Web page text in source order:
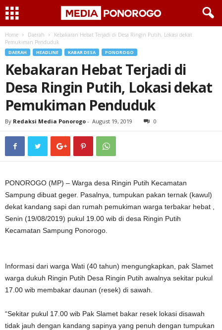
Home Daerah
Kebakaran Hebat Terjadi di Desa Ringin Putih, Lokasi dekat
Pemukiman Penduduk
DAERAH HEADLINE KABAR DESA PONOROGO
Kebakaran Hebat Terjadi di
Desa Ringin Putih, Lokasi dekat
Pemukiman Penduduk
By Redaksi Media Ponorogo - August 19, 2019 0
PONOROGO (MP) – Warga desa Ringin Putih Kecamatan
Sampung dibuat geger. Pasalnya, tumpukan pakan ternak (kawul)
dekat kandang sapi dan rumah pemukiman warga terbakar hebat ,
Senin (19/08/2019) pukul 19.00 wib di desa Ringin Putih
Kecamatan Sampung Ponorogo.
Informasi dari warga Wati (40 tahun) mengungkapkan, pak Slamet
warga dukuh Ringin Putih Desa Ringin Putih awalnya sekitar pukul
17.00 wib membakar daunan (resek) di sawah.
“Sekitar pukul 17.00 wib Pak Slamet bakar resek lokasi disawah
tidak jauh dengan kandang sapinya yang penuh dengan tumpukan